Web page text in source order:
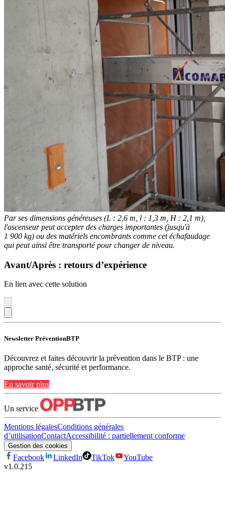
Par ses dimensions généreuses (L : 2,6 m, l : 1,3 m, H : 2,1 m),
l'ascenseur peut accepter des charges importantes (jusqu'à
1 900 kg) ou des matériels encombrants comme cet échafaudage
qui peut ainsi être transporté pour changer de niveau.
Avant/Après : retours d’expérience
En lien avec cette solution
Newsletter PréventionBTP
Découvrez et faites découvrir la prévention dans le BTP : une
approche santé, sécurité et performance.
En savoir plus
Un service
Mentions légalesConditions générales
d’utilisationContactAccessibilité : partiellement conforme
Gestion des cookies
Facebook LinkedIn TikTok
YouTube
v1.0.215